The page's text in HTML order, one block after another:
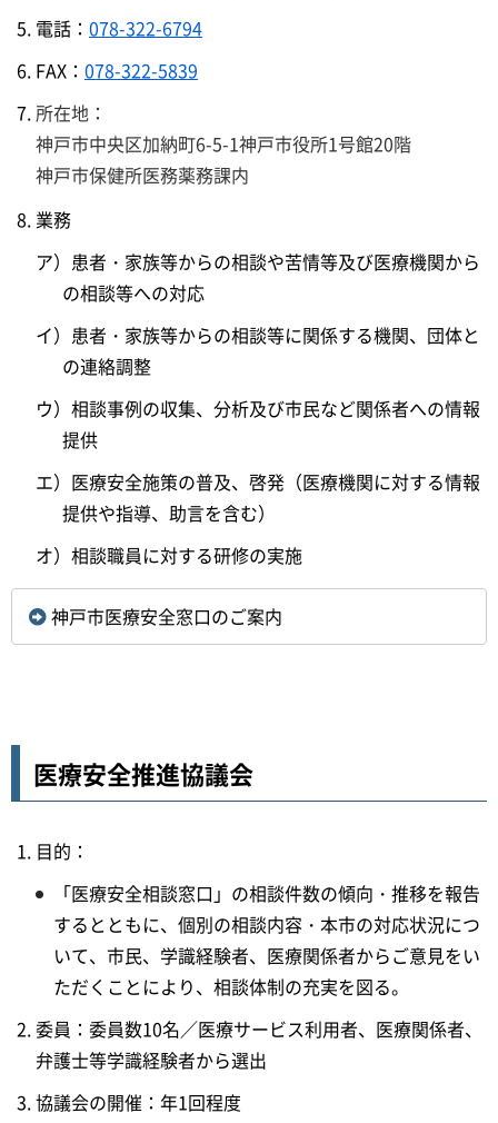
電話： 078-322-6794
FAX： 078-322-5839
所在地：
神戸市中央区加納町6-5-1神戸市役所1号館20階
神戸市保健所医務薬務課内
業務
ア）患者・家族等からの相談や苦情等及び医療機関から
の相談等への対応
イ）患者・家族等からの相談等に関係する機関、団体と
の連絡調整
ウ）相談事例の収集、分析及び市民など関係者への情報
提供
エ）医療安全施策の普及、啓発（医療機関に対する情報
提供や指導、助言を含む）
オ）相談職員に対する研修の実施
神戸市医療安全窓口のご案内
医療安全推進協議会
目的：
「医療安全相談窓口」の相談件数の傾向・推移を報告
するとともに、個別の相談内容・本市の対応状況につ
いて、市民、学識経験者、医療関係者からご意見をい
ただくことにより、相談体制の充実を図る。
委員：委員数10名／医療サービス利用者、医療関係者、
弁護士等学識経験者から選出
協議会の開催：年1回程度